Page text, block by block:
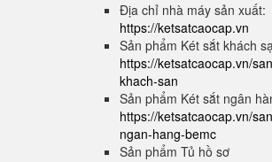
Địa chỉ nhà máy sản xuất:
https://ketsatcaocap.vn
Sản phẩm Két sắt khách
https://ketsatcaocap.vn/
khach-san
Sản phẩm Két sắt ngân
https://ketsatcaocap.vn/
ngan-hang-bemc
Sản phẩm Tủ hồ sơ